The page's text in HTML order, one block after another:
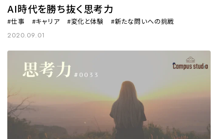
AI時代を勝ち抜く思考力
仕事 キャリア 変化と体験
新たな問いへの挑戦
2020.09.01